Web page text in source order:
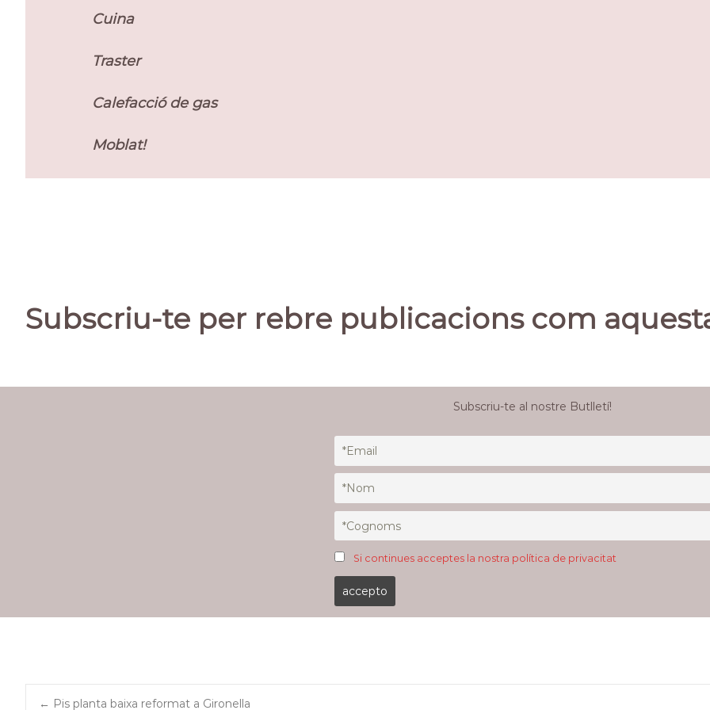
Cuina
Traster
Calefacció de gas
Moblat!
Subscriu-te per rebre publicacions com
Subscriu-te al nostre Butlletí!
Si continues acceptes la nostra política de privacitat
← Pis planta baixa reformat a Gironella